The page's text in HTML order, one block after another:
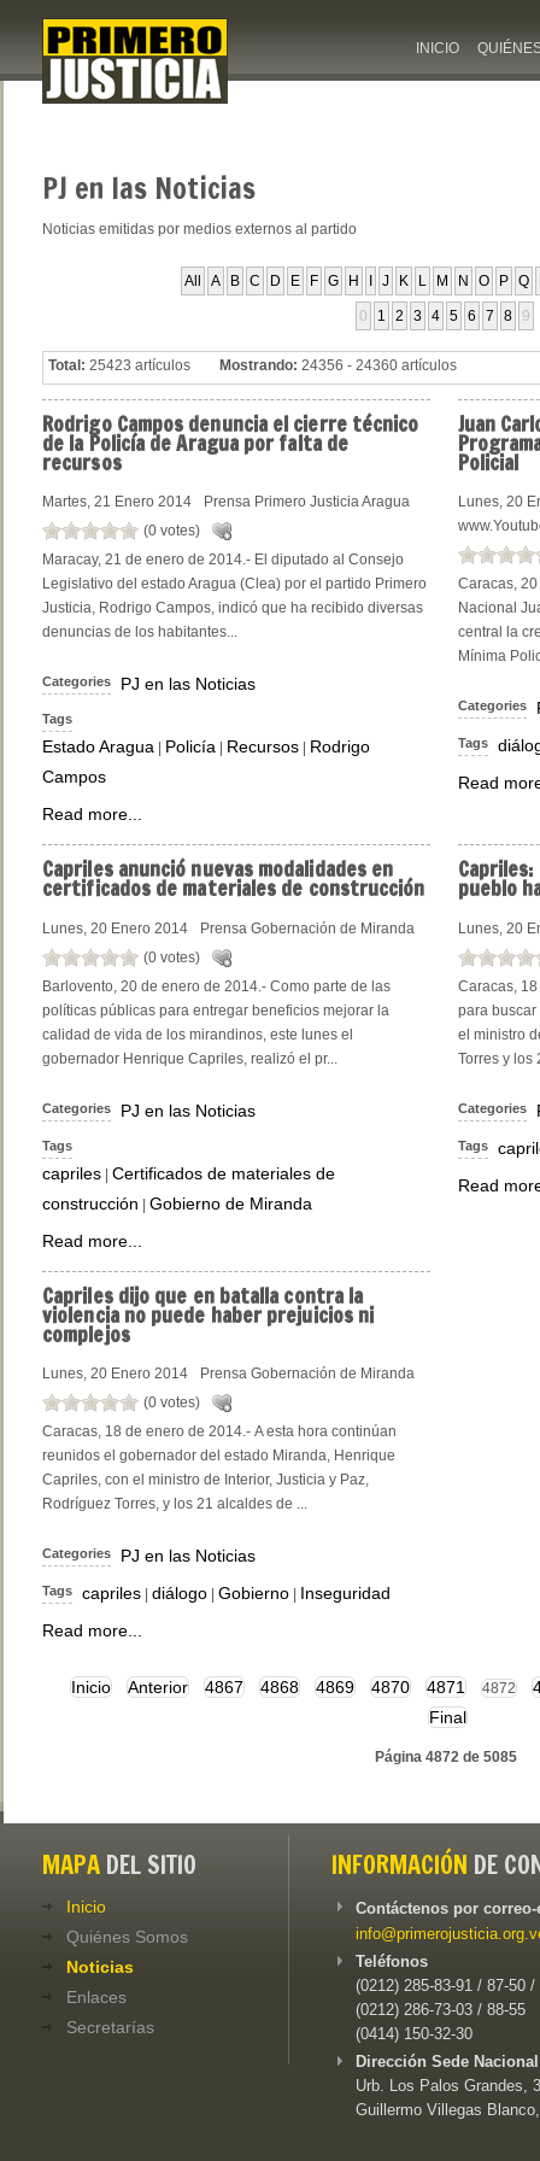
INICIO
PJ en las Noticias
Noticias emitidas por medios externos al partido
All A B C D E F G H J K L M N O P Q
0 1 2 3 4 5 6 7 8 9
Total: 25423 artículos Mostrando: 24356 - 24360 artículos
RodrigoCampos denuncia el cierre técnico
de la Policía de Aragua por falta de
recursos
Martes, 21 Enero 2014
Prensa Primero Justicia Aragua
(0 votes)
Maracay, 21 de enero de 2014.- El diputado al Consejo
Legislativo del estado Aragua (Clea) por el partido Primero
Justicia, Rodrigo Campos, indicó que ha recibido diversas
denuncias de los habitantes...
Categories PJ en las Noticias
Tags
Estado Aragua Policía Recursos
Rodrigo
Campos
Read more...
Juan
Policial
Lunes, 20
Caracas,
Nacional
central la
Mínima
Categories
Tags
Read
Caprilesanunció nuevas modalidades en
certificados de materiales de construcción
Lunes, 20 Enero 2014
Prensa Gobernación de Miranda
(0 votes)
Barlovento, 20 de enero de 2014.- Como parte de las
políticas públicas para entregar beneficios mejorar la
calidad de vida de los mirandinos, este lunes el
gobernador Henrique Capriles, realizó el pr...
Categories PJ en las Noticias
Tags
capriles | Certificados de materiales de
construcción | Gobierno de Miranda
Read more...
Capriles:
pueblo
Lunes, 20
Caracas,
para
el ministro
Torres y los
Categories
Tags
Read
Caprilesdijo que en batalla contra la
violencia no puede haber prejuicios ni
complejos
Lunes, 20 Enero 2014
Prensa Gobernación de Miranda
(0 votes)
Caracas, 18 de enero de 2014.- A esta hora continúan
reunidos el gobernador del estado Miranda, Henrique
Capriles, con el ministro de Interior, Justicia y Paz,
Rodríguez Torres, y los 21 alcaldes de ...
Categories PJ en las Noticias
Tags capriles diálogo Gobierno
Inseguridad
Read more...
Inicio Anterior 4867 4868 4869 4870 4871 4872
Final
Página 4872 de 5085
MAPA DEL SITIO
Inicio
Quiénes Somos
Noticias
Enlaces
Secretarías
INFORMACIÓN DE
Contáctenos por
Teléfonos
(0212) 285-83-91 / 87-50 /
(0212) 286-73-03 / 88-55
(0414) 150-32-30
Dirección Sede
Urb. Los Palos Grandes,
Guillermo Villegas